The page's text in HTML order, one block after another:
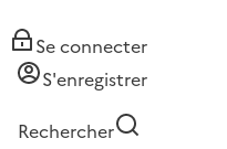
Se connecter
S'enregistrer
Rechercher